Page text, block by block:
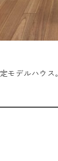
モデルハウス。